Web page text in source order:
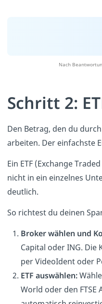
Nach
Schritt 2:
Den Betrag, den du
arbeiten. Der einfachste
Ein ETF (Exchange
nicht in ein einzelnes
deutlich.
So richtest du deinen
Broker wählen und
Capital oder ING.
per VideoIdent oder
ETF auswählen:
World oder den FTSE